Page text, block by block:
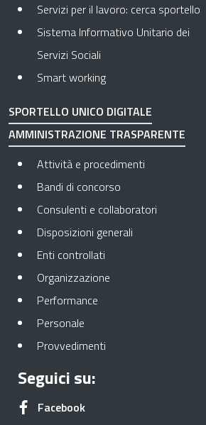
Servizi per il lavoro: cerca sportello
Sistema Informativo Unitario dei
Servizi Sociali
Smart working
SPORTELLO UNICO DIGITALE
AMMINISTRAZIONE TRASPARENTE
Attività e procedimenti
Bandi di concorso
Consulenti e collaboratori
Disposizioni generali
Enti controllati
Organizzazione
Performance
Personale
Provvedimenti
Seguici su:
FacebookApre in una nuova scheda